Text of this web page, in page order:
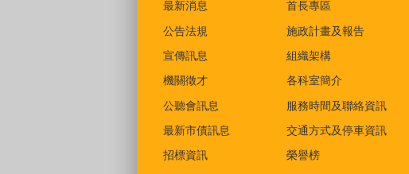
最新消息
公告法規
宣傳訊息
機關徵才
公聽會訊息
最新市債訊息
招標資訊
首長專區
施政計畫及報告
組織架構
各科室簡介
服務時間及聯絡資訊
交通方式及停車資訊
榮譽榜